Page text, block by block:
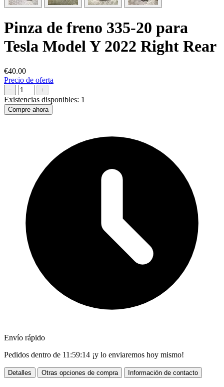
Pinza de freno 335-20 para
Tesla Model Y 2022 Right Rear
€40.00
Precio de oferta
− +
Existencias disponibles: 1
Compre ahora
Envío rápido
Pedidos dentro de 11:59:13 ¡y lo enviaremos hoy mismo!
Detalles Otras opciones de compra Información de contacto